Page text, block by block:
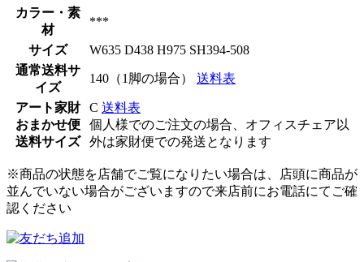
カラー・素
材
***
サイズ
W635 D438 H975 SH394-508
通常送料サ
イズ
140（1脚の場合） 送料表
アート家財
おまかせ便
送料サイズ
C 送料表
個人様でのご注文の場合、オフィスチェア以
外は家財便での発送となります
※商品の状態を店舗でご覧になりたい場合は、店頭に商品が
並んでいない場合がございますので来店前にお電話にてご確
認ください